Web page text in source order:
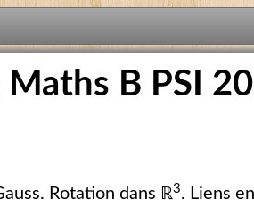
Maths B PSI
Rotation dans ℝ3. Liens